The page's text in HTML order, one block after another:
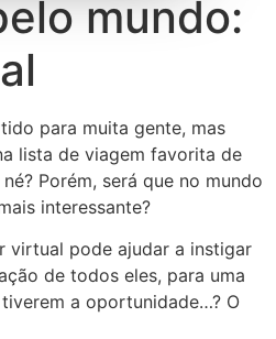
mundo:
para muita gente, mas
lista de viagem favorita de
Porém, será que no mundo
interessante?
virtual pode ajudar a instigar
de todos eles, para uma
a oportunidade…? O